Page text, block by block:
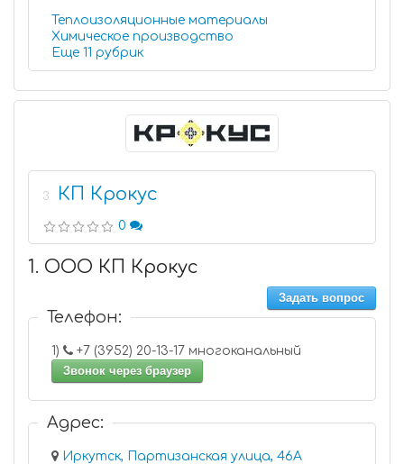
Теплоизоляционные материалы
Химическое производство
Еще 11 рубрик
3 КП Крокус
0
1. ООО КП Крокус
Задать вопрос
Телефон:
1)
+7 (3952) 20-13-17 многоканальный
Звонок через браузер
Адрес:
Иркутск, Партизанская улица, 46А